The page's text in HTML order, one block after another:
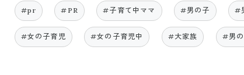
#pr #PR #子育て中ママ #男の子 #
#女の子育児 #女の子育児中 #大家族 #男